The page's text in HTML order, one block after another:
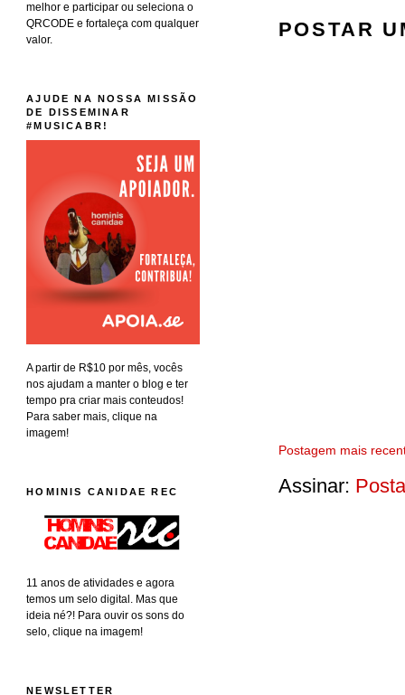
POSTAR
Postagem mais
Assinar:
melhor e participar ou seleciona o
QRCODE e fortaleça com qualquer
valor.
AJUDE NA NOSSA MISSÃO
DE DISSEMINAR
#MUSICABR!
A partir de R$10 por mês, vocês
nos ajudam a manter o blog e ter
tempo pra criar mais conteudos!
Para saber mais, clique na
imagem!
HOMINIS CANIDAE REC
11 anos de atividades e agora
temos um selo digital. Mas que
ideia né?! Para ouvir os sons do
selo, clique na imagem!
NEWSLETTER